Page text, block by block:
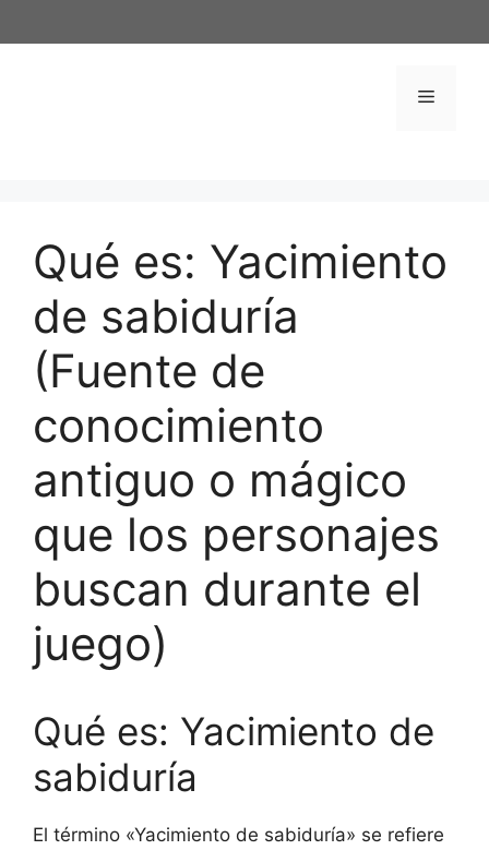
al
Menú
Qué es: Yacimiento
de sabiduría
(Fuente de
conocimiento
antiguo o mágico
que los personajes
buscan durante el
juego)
Qué es: Yacimiento de
sabiduría
El término «Yacimiento de sabiduría» se refiere